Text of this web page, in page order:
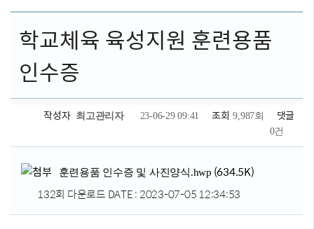
학교체육 육성지원 훈련용품
인수증
작성자 최고관리자 23-06-29 09:41 조회 9,987회 댓글
0건
첨부파일
훈련용품 인수증 및 사진양식.hwp (634.5K)
132회 다운로드 DATE : 2023-07-05 12:34:53